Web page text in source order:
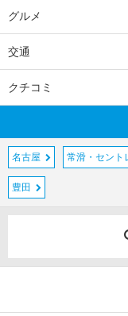
グルメ
交通
クチコミ
名古屋 常滑・セント
豊田